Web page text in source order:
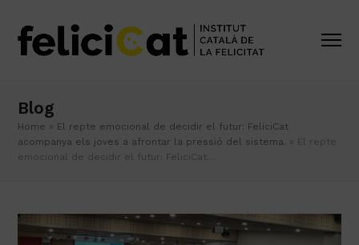
Blog
Home » El repte emocional de decidir el futur: FeliciCat
acompanya els joves a afrontar la pressió del sistema. » El repte
emocional de decidir el futur: FeliciCat…